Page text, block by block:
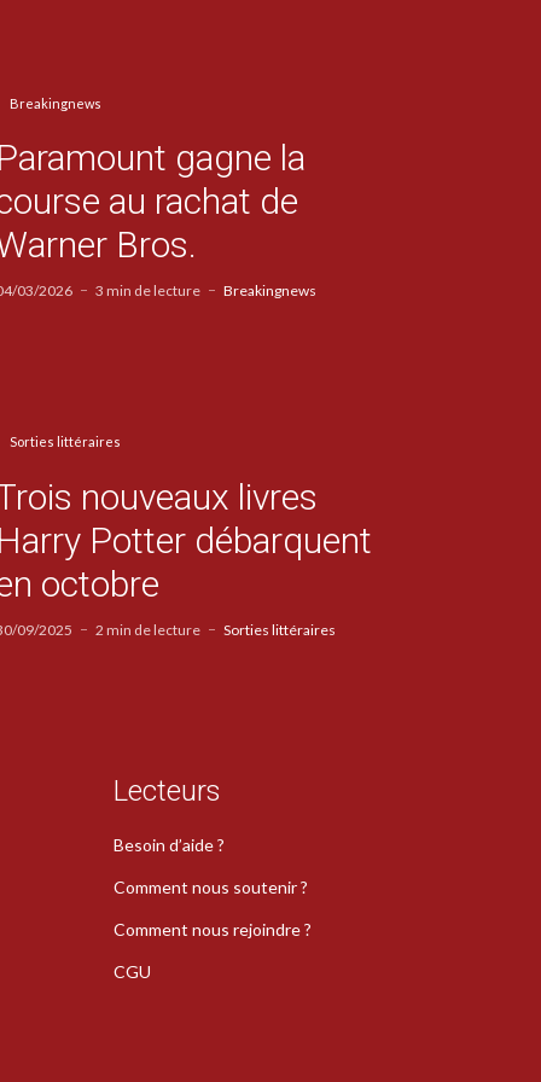
Breakingnews
gagne la
au rachat de
Bros.
03/2026 3 min de lecture Breakingnews
Sorties littéraires
nouveaux livres
Potter débarquent
octobre
09/2025 2 min de lecture Sorties littéraires
Lecteurs
Besoin d’aide ?
Comment nous soutenir ?
Comment nous rejoindre ?
CGU